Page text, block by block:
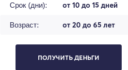
Срок (дни): от 10 до 15 дней
Возраст: от 20 до 65 лет
ПОЛУЧИТЬ ДЕНЬГИ